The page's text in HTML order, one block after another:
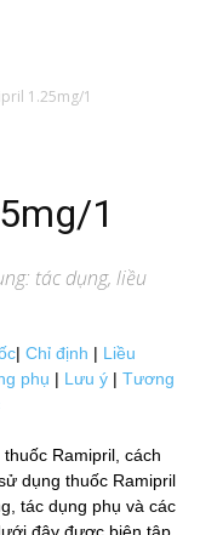
1.25mg/1
1
tác dụng, liều
| Chỉ định | Liều
phụ | Lưu ý | Tương
Ramipril, cách
dụng thuốc Ramipril
tác dụng phụ và các